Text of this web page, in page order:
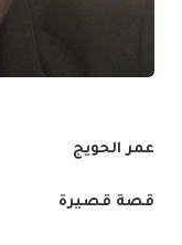
عمر الحويج
قصة قصيرة